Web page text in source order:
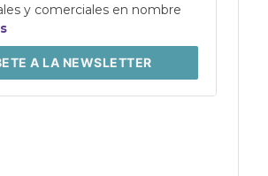
y comerciales en nombre
A LA NEWSLETTER